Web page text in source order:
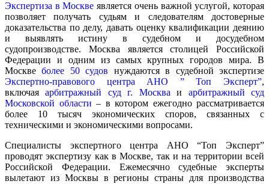
Экспертиза в Москве является очень важной услугой, которая
позволяет получать судьям и следователям достоверные
доказательства по делу, давать оценку квалификации деянию
и выявлять истину в судебном и досудебном
судопроизводстве. Москва является столицей Российской
Федерации и одним из самых крупных городов мира. В
Москвеболее 50 судов нуждаются в судебной экспертизе
Экспертно-правового центра АНО ” Топ Эксперт”,
включая арбитражный суд г. Москва и арбитражный суд
Московской области – в котором ежегодно рассматривается
более 10 тысяч экономических споров, связанных с
техническими и экономическими вопросами.
Специалисты экспертного центра АНО “Топ Эксперт”
проводят экспертизу как в Москве, так и на территории всей
Российской Федерации. Ежемесячно судебные эксперты
вылетают из Москвы в регионы страны для производства